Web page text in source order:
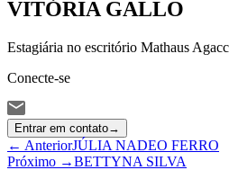
⁠VITÓRIA GALLO
Estagiária no escritório Mathaus
Conecte-se
Entrar em contato→
← AnteriorJÚLIA NADEO FERRO
Próximo →BETTYNA SILVA